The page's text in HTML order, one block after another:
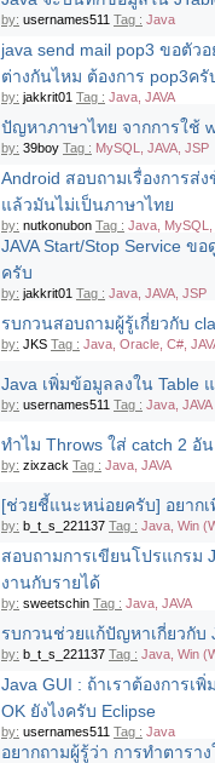
by: usernames511 Tag : Java
java send mail pop3 ขอตัว
ต่างกันไหม ต้องการ pop3ครั
by: jakkrit01 Tag : Java, JAVA
ปัญหาภาษาไทย จากการใช้
by: 39boy Tag : MySQL, JAVA, JSP
Android สอบถามเรื่องการส่
แล้วมันไม่เป็นภาษาไทย
by: nutkonubon Tag : Java, MySQL,
JAVA Start/Stop Service
ครับ
by: jakkrit01 Tag : Java, JAVA, JSP
รบกวนสอบถามผู้รู้เกี่ยวกับ
by: JKS Tag : Java, Oracle, C#,
Java เพิ่มข้อมูลลงใน Table
by: usernames511 Tag : Java, JAVA
ทำไม Throws ใส่ catch 2
by: zixzack Tag : Java, JAVA
[ช่วยชี้แนะหน่อยครับ] อยาก
by: b_t_s_221137 Tag : Java, Win
สอบถามการเขียนโปรแกรม
งานกับรายได้
by: sweetschin Tag : Java, JAVA
รบกวนช่วยแก้ปัญหาเกี่ยวกับ
by: b_t_s_221137 Tag : Java, Win
Java GUI : ถ้าเราต้องการ
OK ยังไงครับ Eclipse
by: usernames511 Tag : Java
อยากถามผู้รู้ว่า การทำตารา